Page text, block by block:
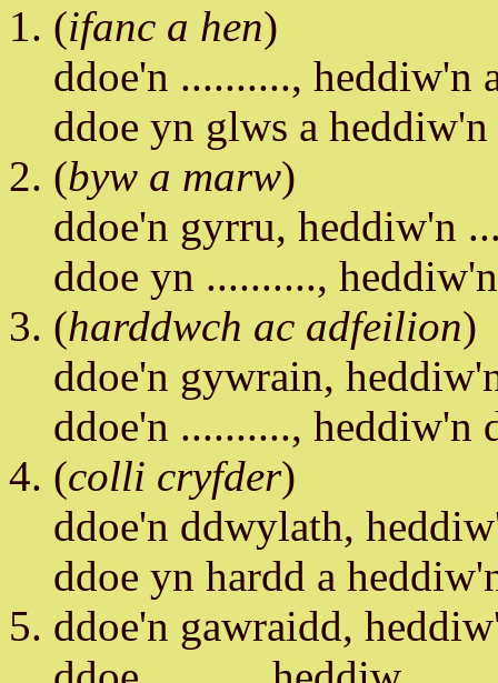
(ifanc a hen)
ddoe'n .........., heddiw'n
ddoe yn glws a
(byw a marw)
ddoe'n gyrru, heddiw'n
ddoe yn ..........,
(harddwch ac adfeilion)
ddoe'n gywrain,
ddoe'n .........., heddiw'n
(colli cryfder)
ddoe'n ddwylath,
ddoe yn hardd a
ddoe'n gawraidd,